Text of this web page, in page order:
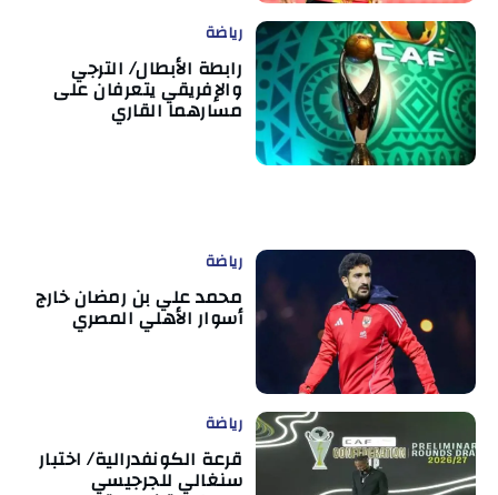
رياضة
رابطة الأبطال/ الترجي
والإفريقي يتعرفان على
مسارهما القاري
رياضة
محمد علي بن رمضان خارج
أسوار الأهلي المصري
رياضة
قرعة الكونفدرالية/ اختبار
سنغالي للجرجيسي